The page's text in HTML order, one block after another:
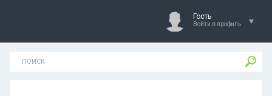
Гость
Войти в профиль